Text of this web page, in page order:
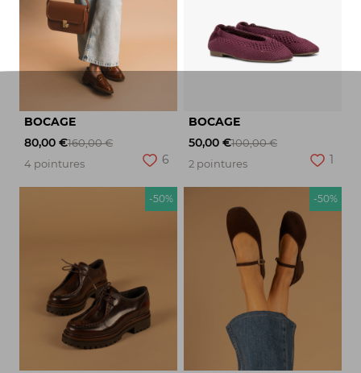
BOCAGE
80,00 €160,00 €
4 pointures
6
BOCAGE
50,00 €100,00 €
2 pointures
1
-50% -50%